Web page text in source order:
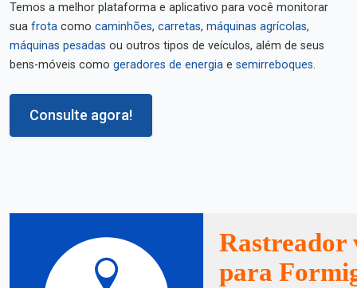
Temos a melhor plataforma e aplicativo para você monitorar
sua frota como caminhões, carretas, máquinas agrícolas,
máquinas pesadas ou outros tipos de veículos, além de seus
bens-móveis como geradores de energia e semirreboques.
Consulte agora!
Rastreador
para